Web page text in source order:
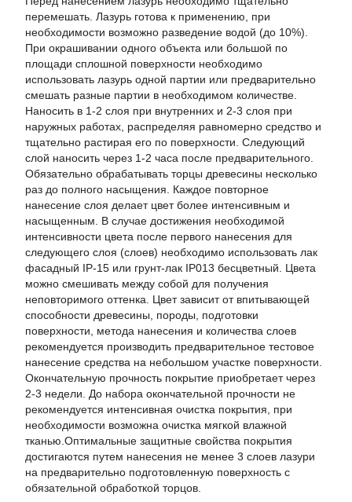
перемешать. Лазурь готова к применению, при
необходимости возможно разведение водой (до 10%).
При окрашивании одного объекта или большой по
площади сплошной поверхности необходимо
использовать лазурь одной партии или предварительно
смешать разные партии в необходимом количестве.
Наносить в 1-2 слоя при внутренних и 2-3 слоя при
наружных работах, распределяя равномерно средство и
тщательно растирая его по поверхности. Следующий
слой наносить через 1-2 часа после предварительного.
Обязательно обрабатывать торцы древесины несколько
раз до полного насыщения. Каждое повторное
нанесение слоя делает цвет более интенсивным и
насыщенным. В случае достижения необходимой
интенсивности цвета после первого нанесения для
следующего слоя (слоев) необходимо использовать лак
фасадный IP-15 или грунт-лак IP013 бесцветный. Цвета
можно смешивать между собой для получения
неповторимого оттенка. Цвет зависит от впитывающей
способности древесины, породы, подготовки
поверхности, метода нанесения и количества слоев
рекомендуется производить предварительное тестовое
нанесение средства на небольшом участке поверхности.
Окончательную прочность покрытие приобретает через
2-3 недели. До набора окончательной прочности не
рекомендуется интенсивная очистка покрытия, при
необходимости возможна очистка мягкой влажной
тканью.Оптимальные защитные свойства покрытия
достигаются путем нанесения не менее 3 слоев лазури
на предварительно подготовленную поверхность с
обязательной обработкой торцов.